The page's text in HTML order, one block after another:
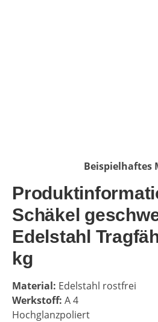
Beispielhaftes
Schäkel
Edelstahl
kg
Material: Edelstahl rostfrei
Werkstoff: A 4
Hochglanzpoliert